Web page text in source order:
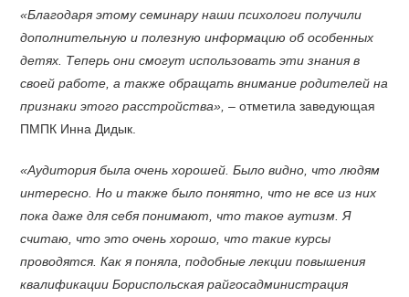
«Благодаря этому семинару наши психологи получили
дополнительную и полезную информацию об особенных
детях. Теперь они смогут использовать эти знания в
своей работе, а также обращать внимание родителей на
признаки этого расстройства», – отметила заведующая
ПМПК Инна Дидык.
«Аудитория была очень хорошей. Было видно, что людям
интересно. Но и также было понятно, что не все из них
пока даже для себя понимают, что такое аутизм. Я
считаю, что это очень хорошо, что такие курсы
проводятся. Как я поняла, подобные лекции повышения
квалификации Бориспольская райгосадминистрация